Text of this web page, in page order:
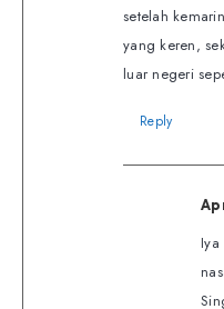
setelah
yang keren,
luar negeri
Reply